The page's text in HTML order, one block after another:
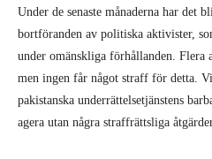
Under de senaste månaderna har det
bortföranden av politiska aktivister,
under omänskliga förhållanden. Flera
men ingen får något straff för detta.
pakistanska underrättelsetjänstens
agera utan några straffrättsliga